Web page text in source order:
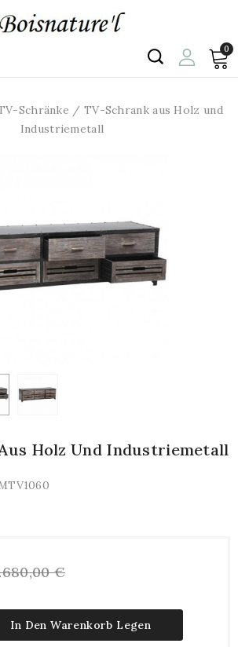
0
Schränke
TV-Schrank aus Holz und
Industriemetall
Holz Und Industriemetall
€
In Den Warenkorb Legen